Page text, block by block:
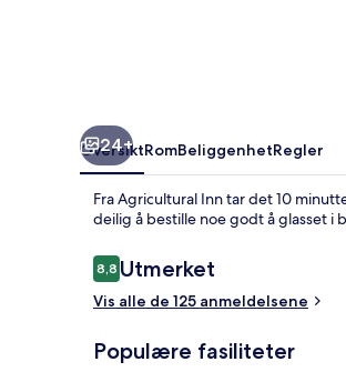
24+
OversiktRomBeliggenhetRegler
Fra Agricultural Inn tar det 10
deilig å bestille noe godt å glasset i
Anmeldelser
8,88,8 av 10 –
Utmerket
Vis alle de 125 anmeldelsene
Populære fasiliteter